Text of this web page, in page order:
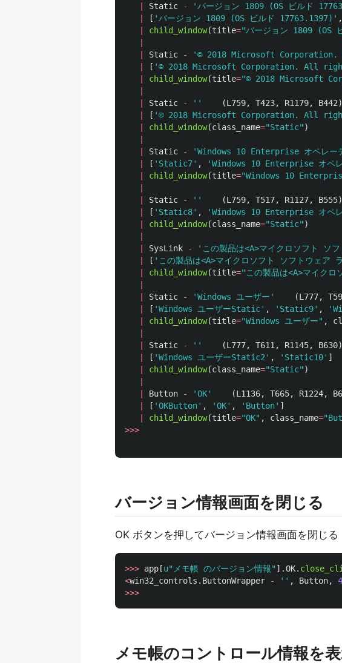
Static - 'バージョン 1809 (OS ビルド
[ 'バージョン 1809 (OS ビルド 17763.1397) ' ,
child_window(title="バージョン 1809 (OS
Static - '© 2018 Microsoft
[ '© 2018 Microsoft Corporation. All
child_window(title="© 2018 Microsoft
Static - '' (L759, T423, R1179, B442)
[ '© 2018 Microsoft Corporation. All
child_window(class_name="Static" )
Static - 'Windows 10 Enterprise オペレーテ
[ ' Static7' , 'Windows 10 Enterprise オペレ
child_window(title="Windows 10 Enterprise
Static - '' (L759, T517, R1127, B555)
[ ' Static8' , 'Windows 10 Enterprise オペレ
child_window(class_name="Static" )
SysLink - ' この製品は<A>マイクロソフト ソ
[ ' この製品は<A>マイクロソフト ソフトウェア
child_window(title=" この製品は<A>マイク
Static - 'Windows ユーザー ' (L777,
[ 'Windows ユーザーStatic' , ' Static9' , '
child_window(title="Windows ユーザー" ,
Static - '' (L777, T611 , R1145, B630)
[ 'Windows ユーザーStatic2 ' , ' Static10' ]
child_window(class_name="Static" )
Button - 'OK' (L1136, T665, R1224,
[ 'OKButton' , 'OK' , ' Button' ]
child_window(title="OK" , class_name="
>>>
バージョン情報画面を閉じる
OK ボタンを押してバージョン情報画面を閉じる
>>> app [u" メモ帳 のバージョン情報" ].OK.
<win32_controls . ButtonWrapper - '' , Button,
>>>
メモ帳のコントロール情報を